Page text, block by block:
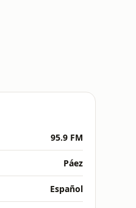
95.9 FM
Páez
Español